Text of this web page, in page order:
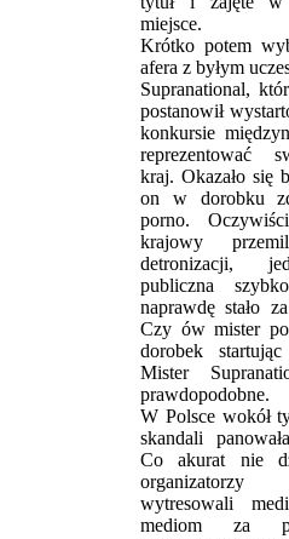
miejsce.
Krótko potem
afera z byłym
Supranational,
postanowił
konkursie
reprezentować
kraj. Okazało się
on w dorobku
porno.
krajowy
detronizacji,
publiczna
naprawdę stało
Czy ów mister
dorobek
Mister
prawdopodobne.
W Polsce wokół
skandali
Co akurat nie
wytresowali
mediom za